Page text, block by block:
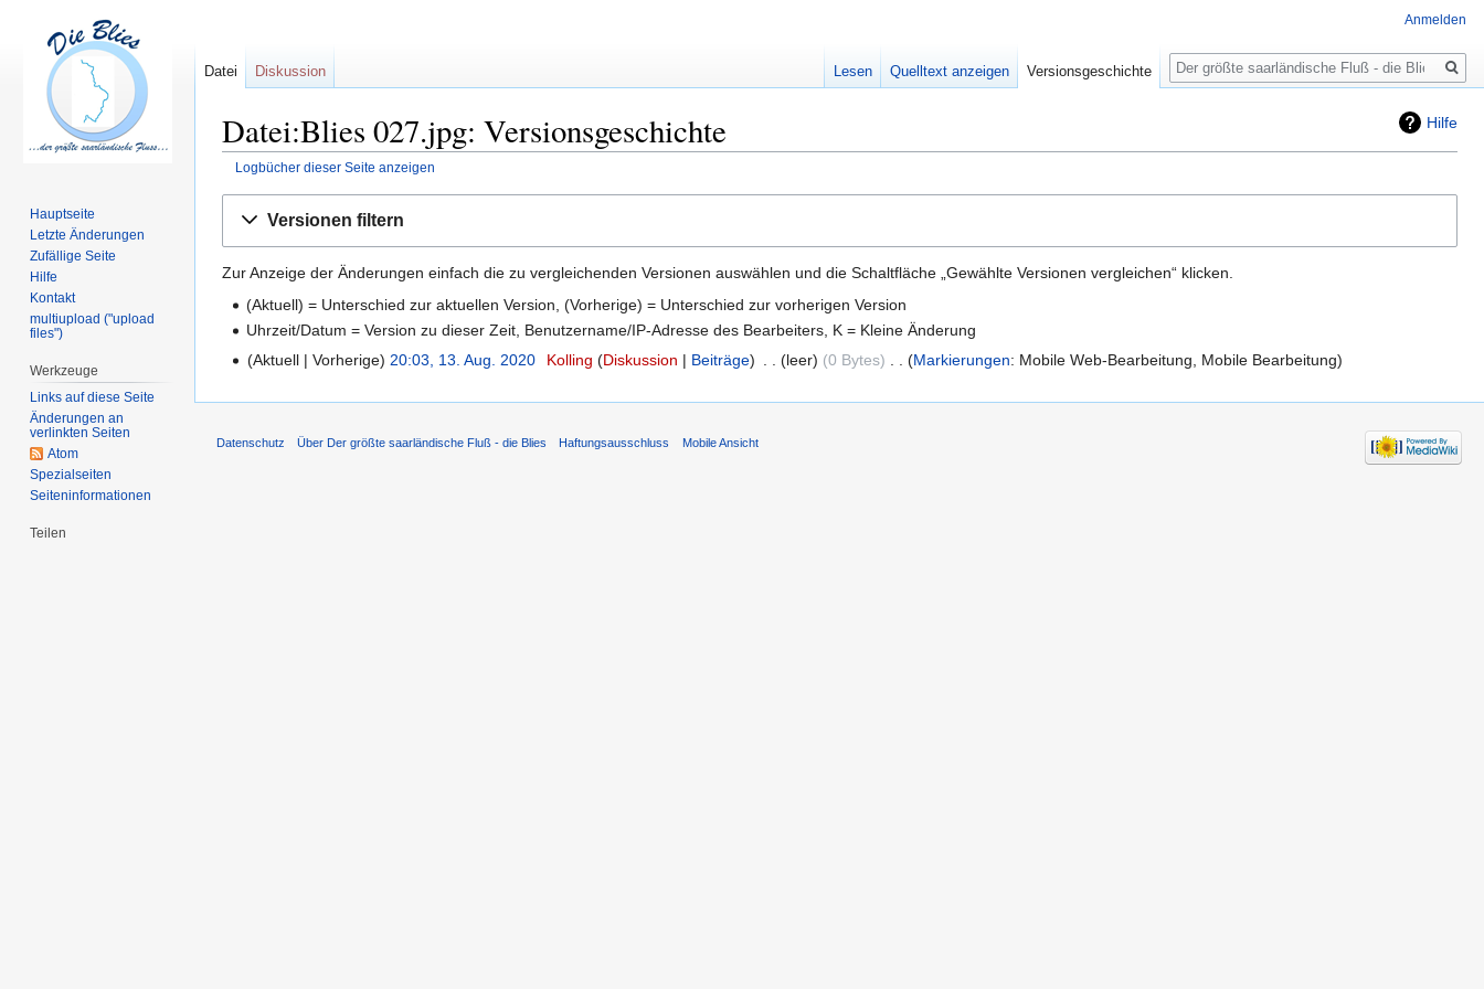
Hilfe
Datei:Blies 027.jpg: Versionsgeschichte
Logbücher dieser Seite anzeigen
Navigation
Suche
Versionen filtern
Zur Anzeige der Änderungen einfach die zu vergleichenden Versionen auswählen und die Schaltfläche „Gewählte Versionen vergleichen“ klicken.
(Aktuell) = Unterschied zur aktuellen Version, (Vorherige) = Unterschied zur vorherigen Version
Uhrzeit/Datum = Version zu dieser Zeit, Benutzername/IP-Adresse des Bearbeiters, K = Kleine Änderung
Aktuell
Vorherige 20:03, 13. Aug. 2020 Kolling Diskussion Beiträge leer 0 Bytes Markierungen: Mobile Web-Bearbeitung Mobile Bearbeitung
Anmelden
Datei Diskussion Lesen Quelltext anzeigen Versionsgeschichte
Suche
Hauptseite
Letzte Änderungen
Zufällige Seite
Hilfe
Kontakt
multiupload ("upload
files")
Werkzeuge
Links auf diese Seite
Änderungen an
verlinkten Seiten
Atom
Spezialseiten
Seiten­informationen
Teilen
Datenschutz Über Der größte saarländische Fluß - die Blies Haftungsausschluss Mobile Ansicht